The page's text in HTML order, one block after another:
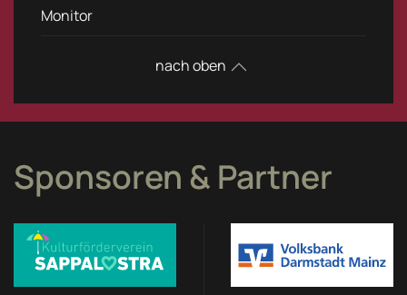
Monitor
nach oben
Sponsoren & Partner